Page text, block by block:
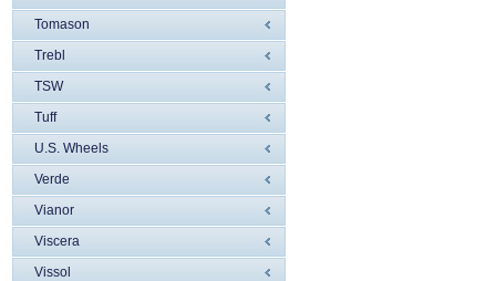
Tomason
Trebl
TSW
Tuff
U.S. Wheels
Verde
Vianor
Viscera
Vissol